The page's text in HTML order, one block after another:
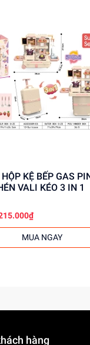
VALI KÉO 3 IN 1
MUA NGAY
hàng